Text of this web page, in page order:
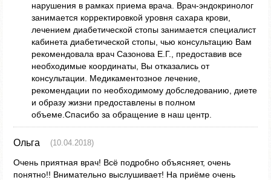
нарушения в рамках приема врача. Врач-эндокринолог
занимается корректировкой уровня сахара крови,
лечением диабетической стопы занимается специалист
кабинета диабетической стопы, чью консультацию Вам
рекомендовала врач Сазонова Е.Г., предоставив все
необходимые координаты, Вы отказались от
консультации. Медикаментозное лечение,
рекомендации по необходимому добследованию, диете
и образу жизни предоставлены в полном
объеме.Спасибо за обращение в наш центр.
Ольга (10.04.2018)
Очень приятная врач! Всё подробно объясняет, очень
понятно!! Внимательно выслушивает! На приёме очень